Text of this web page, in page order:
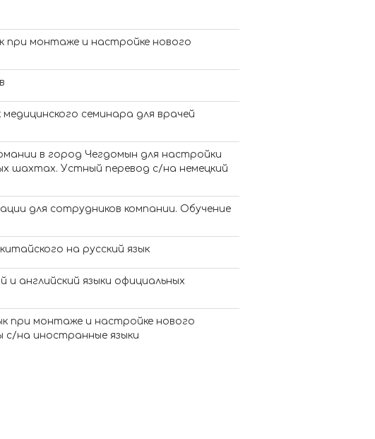
при монтаже и настройке нового
семинара для врачей
в город Чегдомын для настройки
шахтах. Устный перевод с/на немецкий
для сотрудников компании. Обучение
на русский язык
и английский языки официальных
при монтаже и настройке нового
с/на иностранные языки